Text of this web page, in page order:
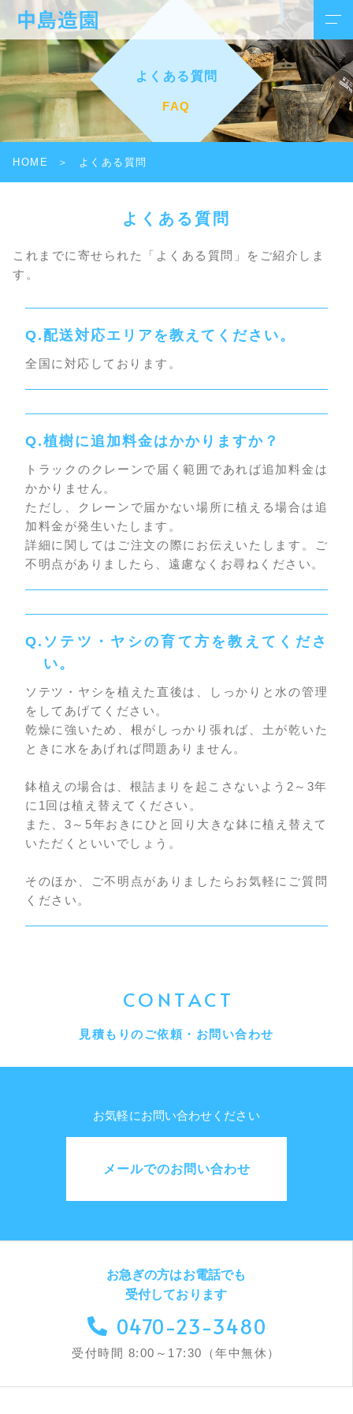
よくある質問
FAQ
HOME よくある質問
よくある質問
これまでに寄せられた「よくある質問」をご紹介しま
す。
配送対応エリアを教えてください。
全国に対応しております。
植樹に追加料金はかかりますか？
トラックのクレーンで届く範囲であれば追加料金は
かかりません。
ただし、クレーンで届かない場所に植える場合は追
加料金が発生いたします。
詳細に関してはご注文の際にお伝えいたします。ご
不明点がありましたら、遠慮なくお尋ねください。
ソテツ・ヤシの育て方を教えてくださ
い。
ソテツ・ヤシを植えた直後は、しっかりと水の管理
をしてあげてください。
乾燥に強いため、根がしっかり張れば、土が乾いた
ときに水をあげれば問題ありません。
鉢植えの場合は、根詰まりを起こさないよう2～3年
に1回は植え替えてください。
また、3～5年おきにひと回り大きな鉢に植え替えて
いただくといいでしょう。
そのほか、ご不明点がありましたらお気軽にご質問
ください。
CONTACT
見積もりのご依頼・お問い合わせ
お気軽にお問い合わせください
メールでのお問い合わせ
お急ぎの方はお電話でも
受付しております
0470-23-3480
受付時間 8:00～17:30（年中無休）